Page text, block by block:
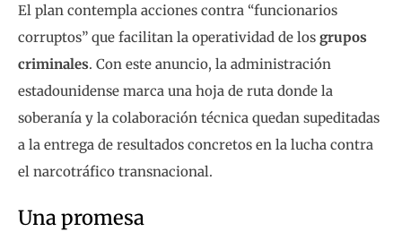
El plan contempla acciones contra “funcionarios
corruptos” que facilitan la operatividad de los grupos
criminales. Con este anuncio, la administración
estadounidense marca una hoja de ruta donde la
soberanía y la colaboración técnica quedan supeditadas
a la entrega de resultados concretos en la lucha contra
el narcotráfico transnacional.
Una promesa